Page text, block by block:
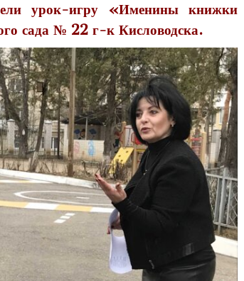
урок-игру «Именины книжки
сада № 22 г-к Кисловодска.